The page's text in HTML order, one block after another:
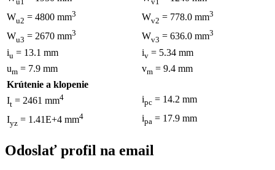
Wu2 = 4800 mm3 Wv2 = 778.0 mm3
Wu3 = 2670 mm3 Wv3 = 636.0 mm3
iu = 13.1 mm iv = 5.34 mm
um = 7.9 mm vm = 9.4 mm
Krútenie a klopenie
It = 2461 mm4 ipc = 14.2 mm
Iyz = 1.41E+4 mm4 ipa = 17.9 mm
Odoslať profil na email